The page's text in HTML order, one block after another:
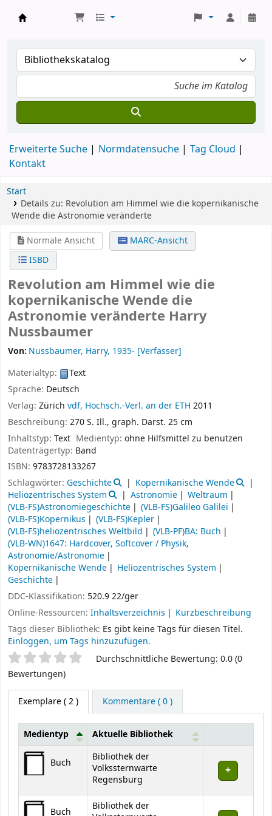
Erweiterte Suche Normdatensuche
Tag Cloud
Kontakt
Start
Details zu: Revolution am Himmel wie die kopernikanische
Wende die Astronomie veränderte
Normale Ansicht
MARC-Ansicht
ISBD
Revolution am Himmel wie die
kopernikanische Wende die
Astronomie veränderte Harry
Nussbaumer
Von: Nussbaumer, Harry, 1935- [Verfasser]
Materialtyp:
Text
Sprache: Deutsch
Verlag: Zürich vdf, Hochsch.-Verl. an der ETH 2011
Beschreibung: 270 S. Ill., graph. Darst. 25 cm
Inhaltstyp: Text Medientyp:ohne Hilfsmittel zu benutzen
Datenträgertyp: Band
ISBN: 9783728133267
Schlagwörter: Geschichte
Kopernikanische Wende
Heliozentrisches System
Astronomie
Weltraum
(VLB-FS)Astronomiegeschichte
(VLB-FS)Galileo Galilei
(VLB-FS)Kopernikus
(VLB-FS)Kepler
(VLB-FS)heliozentrisches Weltbild
(VLB-PF)BA: Buch
(VLB-WN)1647: Hardcover, Softcover / Physik,
Astronomie/Astronomie
Kopernikanische Wende
Heliozentrisches System
Geschichte
DDC-Klassifikation: 520.9 22/ger
Online-Ressourcen: Inhaltsverzeichnis
Kurzbeschreibung
Tags dieser Bibliothek: Es gibt keine Tags für diesen Titel.
Einloggen, um Tags hinzuzufügen.
SternchenbewertungDurchschnittliche Bewertung: 0.0 (0
Bewertungen)
Exemplare( 2 ) Kommentare ( 0 )
Exemplare
Medientyp Aktuelle Bibliothek
Buch
Bibliothek der
Volkssternwarte
Regensburg
Buch
Bibliothek der